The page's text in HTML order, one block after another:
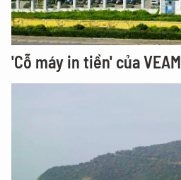
'Cỗ máy in tiền' của VEAM